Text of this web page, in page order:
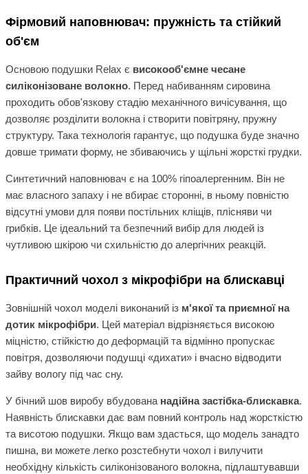
Фірмовий наповнювач: пружність та стійкий
об'єм
Основою подушки Relax є високооб'ємне чесане
силіконізоване волокно. Перед набиванням сировина
проходить обов'язкову стадію механічного вичісування, що
дозволяє розділити волокна і створити повітряну, пружну
структуру. Така технологія гарантує, що подушка буде значно
довше тримати форму, не збиваючись у щільні жорсткі грудки.
Синтетичний наповнювач є на 100% гіпоалергенним. Він не
має власного запаху і не вбирає сторонні, в ньому повністю
відсутні умови для появи постільних кліщів, плісняви чи
грибків. Це ідеальний та безпечний вибір для людей із
чутливою шкірою чи схильністю до алергічних реакцій.
Практичний чохол з мікрофібри на блискавці
Зовнішній чохол моделі виконаний із м'якої та приємної на
дотик мікрофібри. Цей матеріал відрізняється високою
міцністю, стійкістю до деформацій та відмінно пропускає
повітря, дозволяючи подушці «дихати» і вчасно відводити
зайву вологу під час сну.
У бічний шов виробу вбудована надійна застібка-блискавка.
Наявність блискавки дає вам повний контроль над жорсткістю
та висотою подушки. Якщо вам здасться, що модель занадто
пишна, ви можете легко розстебнути чохол і вилучити
необхідну кількість силіконізованого волокна, підлаштувавши